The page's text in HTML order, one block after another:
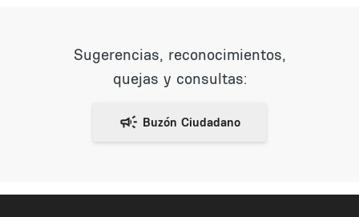
Sugerencias, reconocimientos,
quejas y consultas: